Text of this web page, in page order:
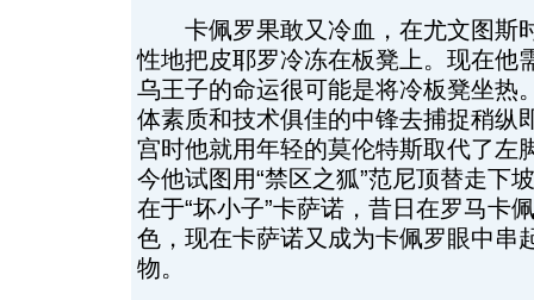
卡佩罗果敢又冷血，在尤文图斯
性地把皮耶罗冷冻在板凳上。现在他
乌王子的命运很可能是将冷板凳坐热
体素质和技术俱佳的中锋去捕捉稍纵
宫时他就用年轻的莫伦特斯取代了左
今他试图用“禁区之狐”范尼顶替走下
在于“坏小子”卡萨诺，昔日在罗马卡
色，现在卡萨诺又成为卡佩罗眼中串
物。